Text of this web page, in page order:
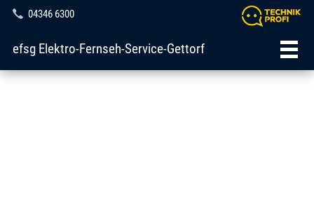
04346 6300
efsg Elektro-Fernseh-Service-Gettorf